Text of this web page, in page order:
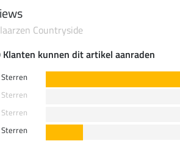
Countryside
Klanten kunnen dit artikel aanraden
Sterren
Sterren
Sterren